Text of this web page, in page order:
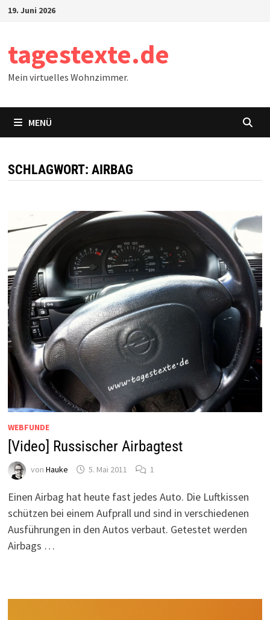
Zum19. Juni 2026
tagestexte.de
Mein virtuelles Wohnzimmer.
MENÜ
SCHLAGWORT: AIRBAG
WEBFUNDE
[Video] Russischer Airbagtest
von Hauke 5. Mai 2011 1
Einen Airbag hat heute fast jedes Auto. Die Luftkissen
schützen bei einem Aufprall und sind in verschiedenen
Ausführungen in den Autos verbaut. Getestet werden
Airbags …